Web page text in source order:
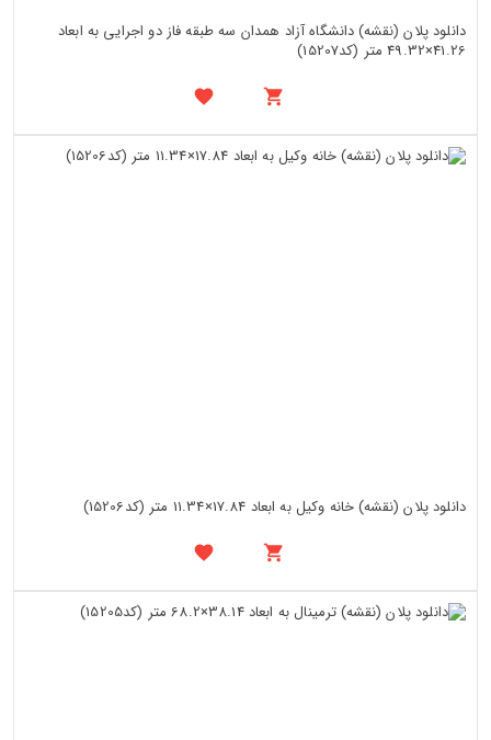
دانلود پلان (نقشه) دانشگاه آزاد همدان سه طبقه فاز دو اجرایی به ابعاد
41.26×49.32 متر (کد15207)
دانلود پلان (نقشه) خانه وکیل به ابعاد 17.84×11.34 متر (کد15206)